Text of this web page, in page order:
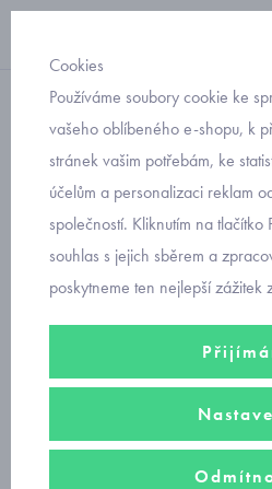
nákrčník
dívčí zimní
Luna 4011
Cookies
Používáme soubory cookie ke
vašeho oblíbeného e-shopu, k
stránek vašim potřebám, ke
účelům a personalizaci reklam
společností. Kliknutím na tlačítko
souhlas s jejich sběrem a
poskytneme ten nejlepší zážitek